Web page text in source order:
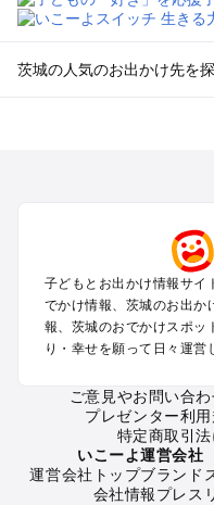
茨城の人気のお出かけ先を
久喜・行田・加須・羽生
土浦・霞ヶ浦・鹿島・潮来
大洗・ひたちなかのプール
熊谷・太田・足利・古河
日立・北茨城・奥久慈のプ
茨城の定番お出かけス
茨城の遊園地
茨城の動物園
子どもとお出かけ情報サイ
でかけ情報、茨城のお出か
報、茨城のおでかけスポッ
り・幸せを願って日々運営
ご意見やお問い合
プレゼンター利用
特定商取引
いこーよ運営会社
運営会社トップブランド
会社情報プレス